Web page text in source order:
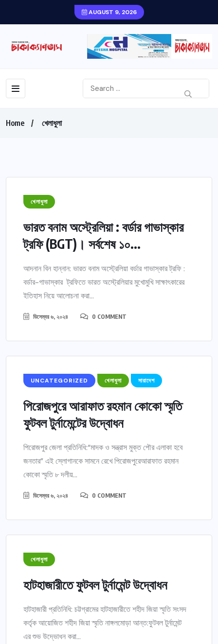
AUGUST 9, 2026
Home খেলাধুলা
খেলাধুলা
ভারত বনাম অস্ট্রেলিয়া : বর্ডার গাভাস্কার
ট্রফি (BGT)। সর্বশেষ ১০...
আদনান বিন হান্নান: ভারত বনাম অস্ট্রেলিয়া বর্ডার গাভাস্কার ট্রফি :
বর্ডার-গাভাস্কার ট্রফিতে ভারত অস্ট্রেলিয়ার মুখোমুখি সাক্ষাৎকারের
ইতিহাস নিয়ে আলোচনা করা...
ডিসেম্বর ৬, ২০২৪ 0 COMMENT
UNCATEGORIZED খেলাধুলা সারাদেশ
পিরোজপুরে আরাফাত রহমান কোকো স্মৃতি
ফুটবল টুর্নামেন্টের উদ্বোধন
পিরোজপুর জেলা প্রতিনিধি:“মাদক ও সন্ত্রাস মুক্ত পৌর এলাকা হবে
জনতার” এই স্লোগানকে সামনে রেখে পিরোজপুরেআরাফাত রহমান
কোকো স্মৃতি ৮ দলীয়...
ডিসেম্বর ৬, ২০২৪ 0 COMMENT
খেলাধুলা
হাটহাজারীতে ফুটবল টুর্নামেন্ট উদ্বোধন
হাটহাজারী প্রতিনিধি: চট্টগ্রামের হাটহাজারীতে শহীদ জিয়া স্মৃতি সংসদ
কর্তৃক আয়োজিত শহীদ জিয়া স্মৃতি নাঙ্গলমোড়া আন্ত:ফুটবল টুর্নামেন্ট
এর শুভ উদ্ভোধন করা...